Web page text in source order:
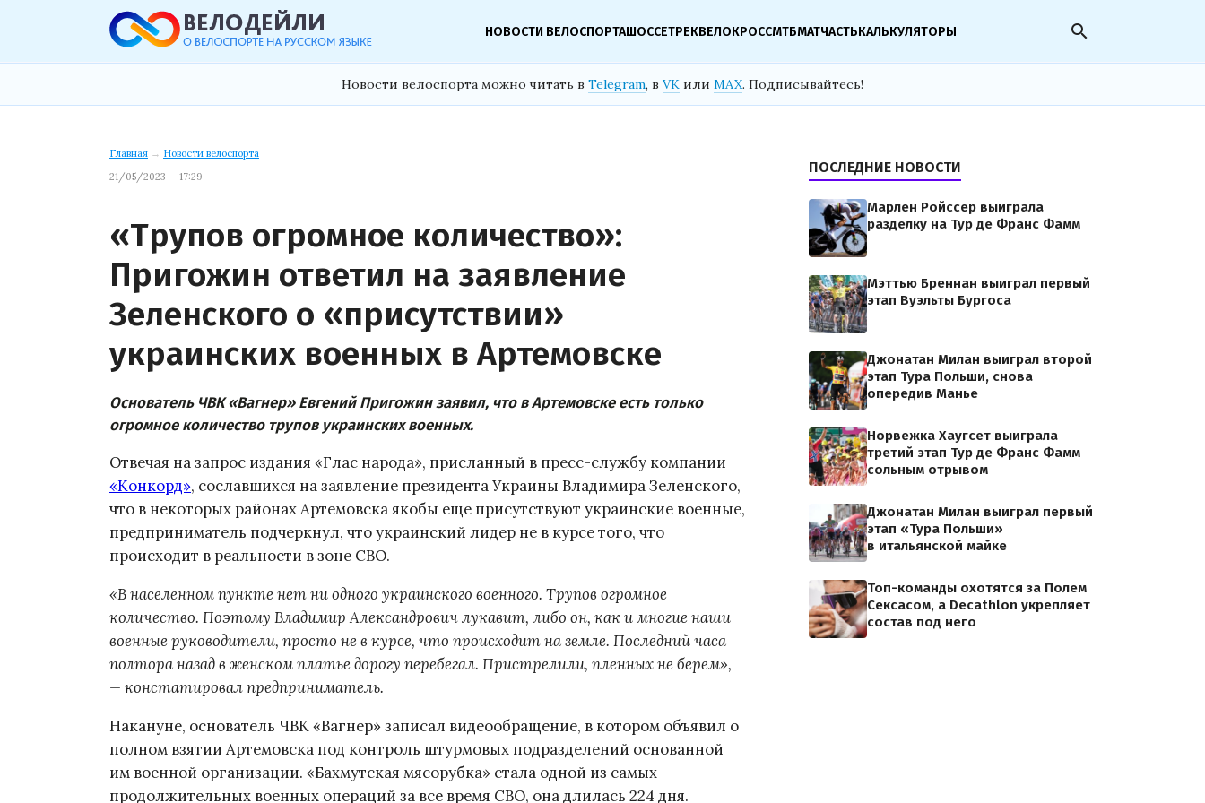
НОВОСТИ ВЕЛОСПОРТАШОССЕТРЕКВЕЛОКРОССМТБМАТЧАСТЬКАЛЬКУЛЯТОРЫ search
Новости велоспорта можно читать в Telegram, в VK или MAX. Подписывайтесь!
Главная → Новости велоспорта
21/05/2023 — 17:29
«Трупов огромное количество»:
Пригожин ответил на заявление
Зеленского о «присутствии»
украинских военных в Артемовске
Основатель ЧВК «Вагнер» Евгений Пригожин заявил, что в Артемовске есть только
огромное количество трупов украинских военных.
Отвечая на запрос издания «Глас народа», присланный в пресс-службу компании
«Конкорд», сославшихся на заявление президента Украины Владимира Зеленского,
что в некоторых районах Артемовска якобы еще присутствуют украинские военные,
предприниматель подчеркнул, что украинский лидер не в курсе того, что
происходит в реальности в зоне СВО.
«В населенном пункте нет ни одного украинского военного. Трупов огромное
количество. Поэтому Владимир Александрович лукавит, либо он, как и многие наши
военные руководители, просто не в курсе, что происходит на земле. Последний часа
полтора назад в женском платье дорогу перебегал. Пристрелили, пленных не берем»,
— констатировал предприниматель.
Накануне, основатель ЧВК «Вагнер» записал видеообращение, в котором объявил о
полном взятии Артемовска под контроль штурмовых подразделений основанной
им военной организации. «Бахмутская мясорубка» стала одной из самых
продолжительных военных операций за все время СВО, она длилась 224 дня.
ПОСЛЕДНИЕ НОВОСТИ
Марлен Ройссер выиграла
разделку на Тур де Франс Фамм
Мэттью Бреннан выиграл первый
этап Вуэльты Бургоса
Джонатан Милан выиграл второй
этап Тура Польши, снова
опередив Манье
Норвежка Хаугсет выиграла
третий этап Тур де Франс Фамм
сольным отрывом
Джонатан Милан выиграл первый
этап «Тура Польши»
в итальянской майке
Топ-команды охотятся за Полем
Сексасом, а Decathlon укрепляет
состав под него